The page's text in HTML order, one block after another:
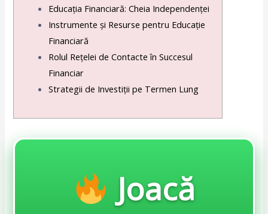
Educația Financiară: Cheia Independenței
Instrumente și Resurse pentru Educație
Financiară
Rolul Rețelei de Contacte în Succesul
Financiar
Strategii de Investiții pe Termen Lung
Joacă